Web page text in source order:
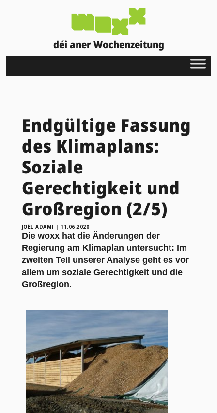
déi aner Wochenzeitung
Endgültige Fassung
des Klimaplans:
Soziale
Gerechtigkeit und
Großregion (2/5)
JOËL ADAMI | 11.06.2020
Die woxx hat die Änderungen der
Regierung am Klimaplan untersucht: Im
zweiten Teil unserer Analyse geht es vor
allem um soziale Gerechtigkeit und die
Großregion.